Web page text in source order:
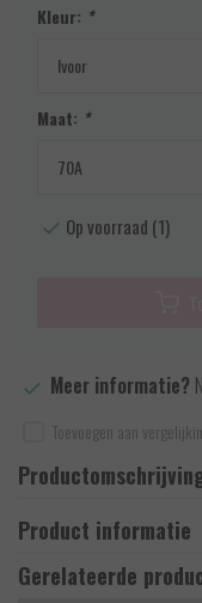
Kleur: *
Maat: *
Op voorraad (1)
Meer informatie?
Toevoegen aan
Product informatie
Gerelateerde